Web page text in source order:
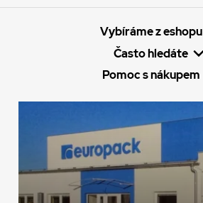
Vybíráme z eshopu
Často hledáte
Pomoc s nákupem